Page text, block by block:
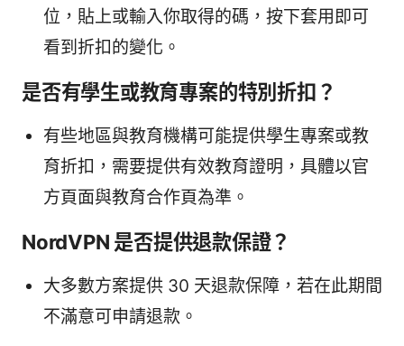
位，貼上或輸入你取得的碼，按下套用即可
看到折扣的變化。
是否有學生或教育專案的特別折扣？
有些地區與教育機構可能提供學生專案或教
育折扣，需要提供有效教育證明，具體以官
方頁面與教育合作頁為準。
NordVPN 是否提供退款保證？
大多數方案提供 30 天退款保障，若在此期間
不滿意可申請退款。